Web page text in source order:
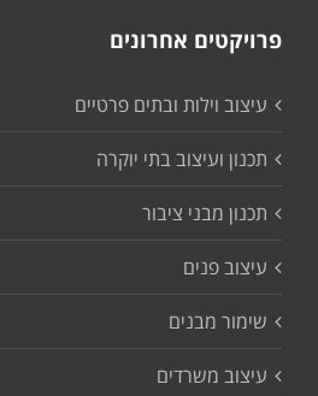
פרויקטים אחרונים
עיצוב וילות ובתים פרטיים
תכנון ועיצוב בתי יוקרה
תכנון מבני ציבור
עיצוב פנים
שימור מבנים
עיצוב משרדים